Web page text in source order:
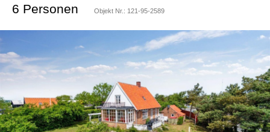
6 Personen Objekt Nr.: 121-95-2589